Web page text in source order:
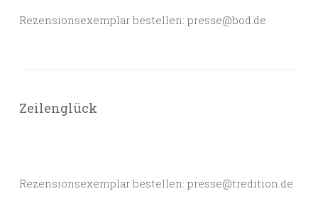
Rezensionsexemplar bestellen: presse@bod.de
Zeilenglück
Rezensionsexemplar bestellen: presse@tredition.de